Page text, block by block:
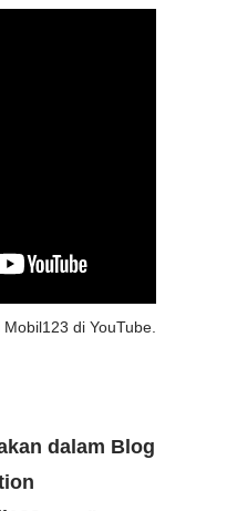
di YouTube.
dalam Blog